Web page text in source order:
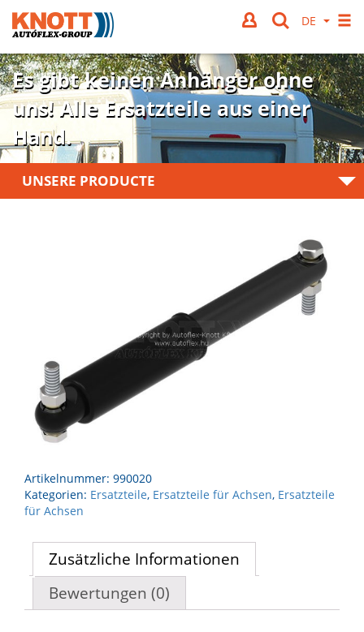
Es gibt keinen Anhänger ohne
uns!Alle Ersatzteile aus einer
Hand.
UNSERE PRODUCTE
Artikelnummer: 990020
Kategorien: Ersatzteile, Ersatzteile für Achsen, Ersatzteile
für Achsen
Zusätzliche Informationen
Bewertungen (0)